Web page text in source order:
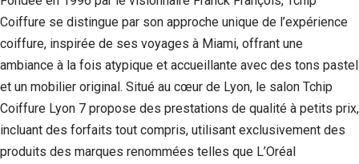
Coiffure se distingue par son approche unique de l’expérience
coiffure, inspirée de ses voyages à Miami, offrant une
ambiance à la fois atypique et accueillante avec des tons pastel
et un mobilier original. Situé au cœur de Lyon, le salon Tchip
Coiffure Lyon 7 propose des prestations de qualité à petits prix,
incluant des forfaits tout compris, utilisant exclusivement des
produits des marques renommées telles que L’Oréal
Statistiques
Afin que
nous
puissions
améliorer la
fonctionnalité
et la structure
du site Web,
en fonction